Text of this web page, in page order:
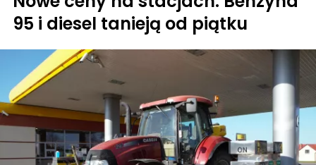
95 i diesel tanieją od piątku